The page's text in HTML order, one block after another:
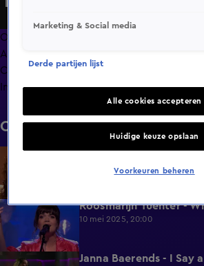
Overzicht
Afleveringen
Clips
Info
Clips
Janna Baerends - She
10 mei 2025, 20:00
1:42 Roosmarijn Tuenter -
10 mei 2025, 20:00
1:51 Janna Baerends - I Say
Marketing & Social media
Derde partijen lijst
Alle cookies accepteren
Huidige keuze opslaan
Voorkeuren beheren